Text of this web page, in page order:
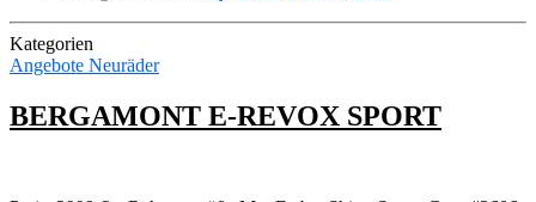
Kategorien
Angebote Neuräder
BERGAMONT E-REVOX SPORT